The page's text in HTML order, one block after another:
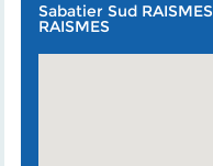
Sabatier Sud RAISMES
RAISMES